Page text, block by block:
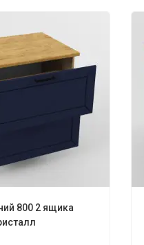
800 2 ящика